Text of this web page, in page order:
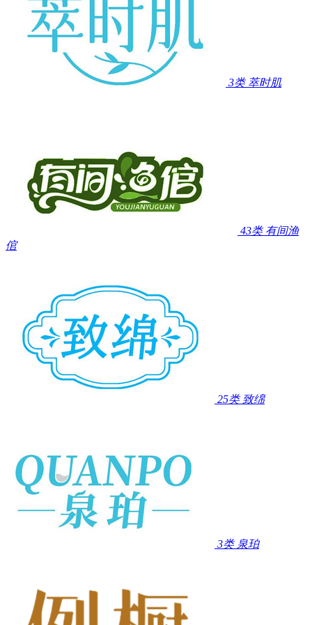
3类 萃时肌
43类 有间渔
倌
25类 致绵
3类 泉珀